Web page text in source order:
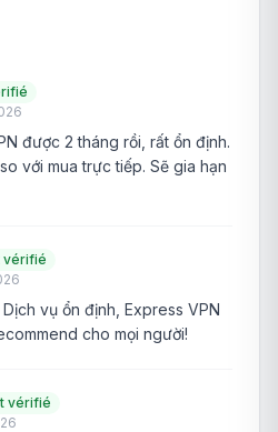
được 2 tháng rồi, rất ổn định.
với mua trực tiếp. Sẽ gia hạn
vérifié
vụ ổn định, Express VPN
cho mọi người!
vérifié